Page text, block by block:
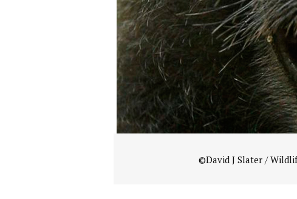
©David J Slater /